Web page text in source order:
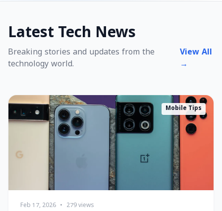
Latest Tech News
Breaking stories and updates from the
technology world.
View All
→
Mobile Tips
Feb 17, 2026 • 279 views